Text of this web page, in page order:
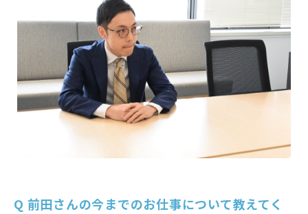
Q 前田さんの今までのお仕事について教えてく